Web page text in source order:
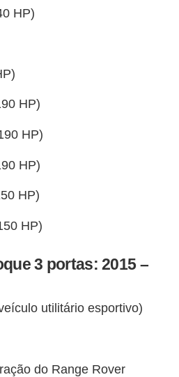
HP)
HP)
HP)
HP)
HP)
HP)
3 portas: 2015 –
utilitário esportivo)
do Range Rover